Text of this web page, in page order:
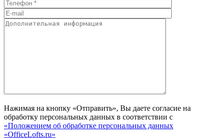
Нажимая на кнопку «Отправить», Вы даете согласие на
обработку персональных данных в соответствии с
«Положением об обработке персональных данных
«OfficeLofts.ru»